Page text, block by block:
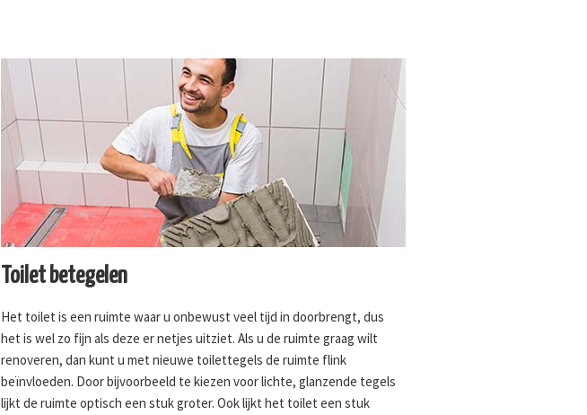
Toilet betegelen
Het toilet is een ruimte waar u onbewust veel tijd in doorbrengt, dus
het is wel zo fijn als deze er netjes uitziet. Als u de ruimte graag wilt
renoveren, dan kunt u met nieuwe toilettegels de ruimte flink
beïnvloeden. Door bijvoorbeeld te kiezen voor lichte, glanzende tegels
lijkt de ruimte optisch een stuk groter. Ook lijkt het toilet een stuk